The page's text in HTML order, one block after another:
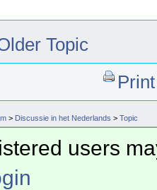
Topic
> Discussie in het Nederlands > Topic
users